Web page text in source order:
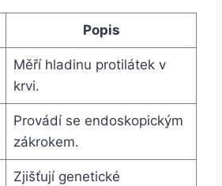
Popis
Měří hladinu protilátek v
krvi.
Provádí se endoskopickým
zákrokem.
Zjišťují genetické